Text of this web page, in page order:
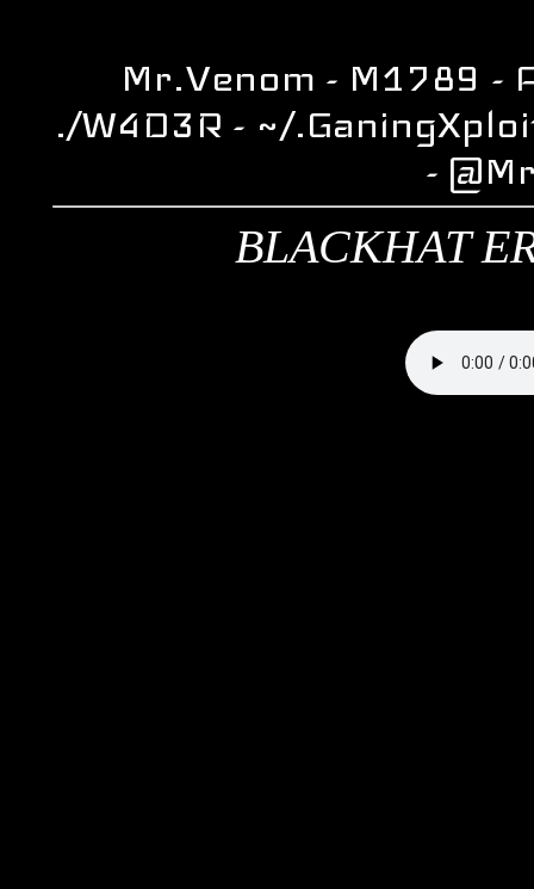
Mr.Venom - M1789 -
./W4D3R - ~/
-
BLACKHAT